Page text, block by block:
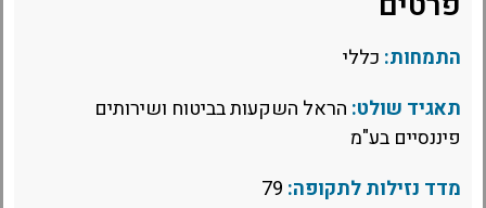
התמחות: כללי
תאגיד שולט: הראל השקעות בביטוח ושירותים
פיננסיים בע"מ
מדד נזילות לתקופה: